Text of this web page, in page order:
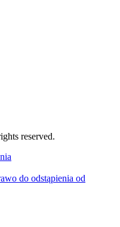
reserved.
do odstąpienia od